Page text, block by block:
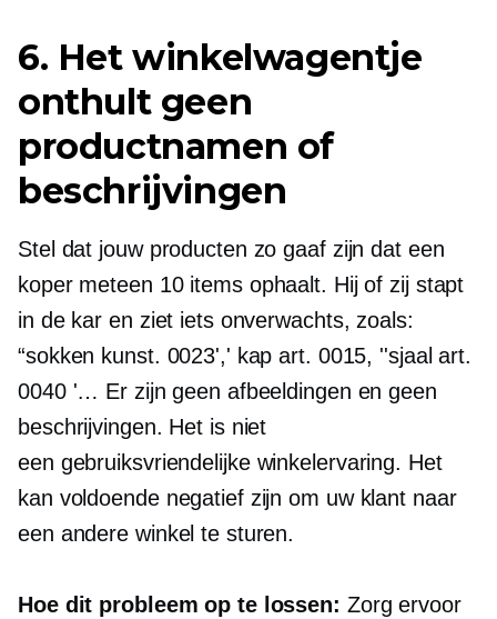
6. Het winkelwagentje
onthult geen
productnamen of
beschrijvingen
Stel dat jouw producten zo gaaf zijn dat een
koper meteen 10 items ophaalt. Hij of zij stapt
in de kar en ziet iets onverwachts, zoals:
“sokken kunst. 0023',' kap art. 0015, ''sjaal art.
0040 '… Er zijn geen afbeeldingen en geen
beschrijvingen. Het is niet
een gebruiksvriendelijkewinkelervaring. Het
kan voldoende negatief zijn om uw klant naar
een andere winkel te sturen.
Hoe dit probleem op te lossen: Zorg ervoor